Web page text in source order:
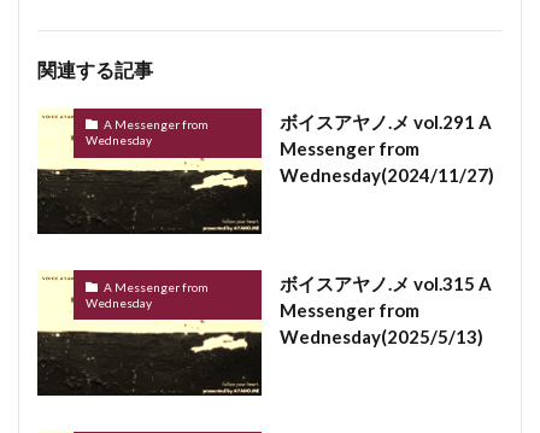
関連する記事
A Messenger from
Wednesday
ボイスアヤノ.メ vol.291 A
Messenger from
Wednesday(2024/11/27)
A Messenger from
Wednesday
ボイスアヤノ.メ vol.315 A
Messenger from
Wednesday(2025/5/13)